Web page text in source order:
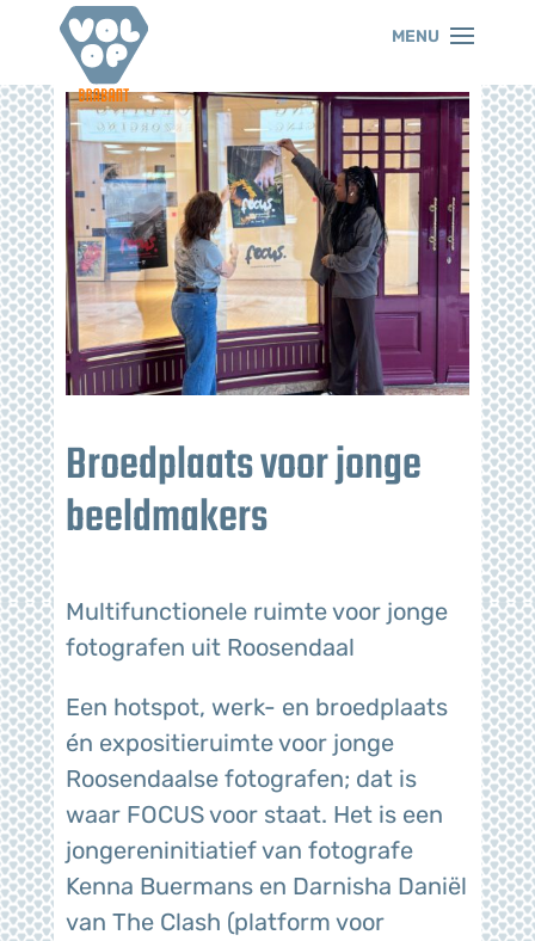
Broedplaats voor jonge
beeldmakers
Multifunctionele ruimte voor jonge
fotografen uit Roosendaal
Een hotspot, werk- en broedplaats
én expositieruimte voor jonge
Roosendaalse fotografen; dat is
waar FOCUS voor staat. Het is een
jongereninitiatief van fotografe
Kenna Buermans en Darnisha Daniël
van The Clash (platform voor